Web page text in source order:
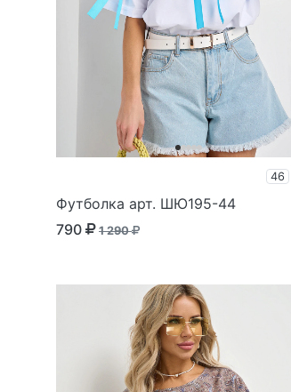
46
Футболка арт. ШЮ195-44
790
1 290